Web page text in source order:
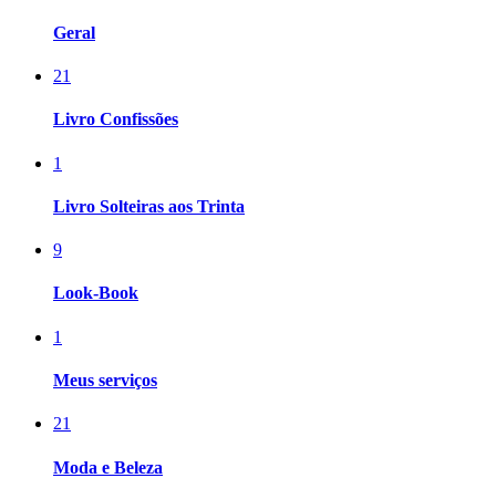
Geral
21
Livro Confissões
1
Livro Solteiras aos Trinta
9
Look-Book
1
Meus serviços
21
Moda e Beleza